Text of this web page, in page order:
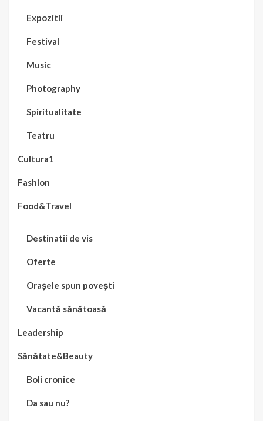
Expozitii
Festival
Music
Photography
Spiritualitate
Teatru
Cultura1
Fashion
Food&Travel
Destinatii de vis
Oferte
Orașele spun povești
Vacantă sănătoasă
Leadership
Sănătate&Beauty
Boli cronice
Da sau nu?